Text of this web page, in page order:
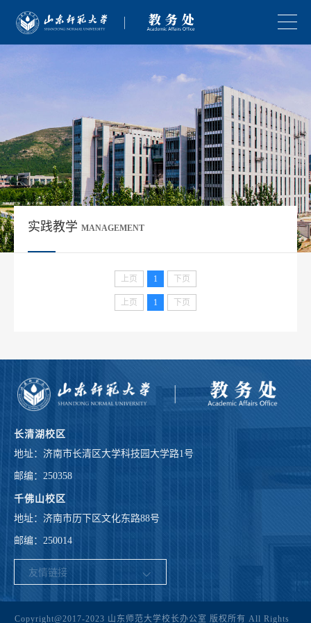
实践教学 MANAGEMENT
上页 1 下页
上页 1 下页
长清湖校区
地址：济南市长清区大学科技园大学路1号
邮编：250358
千佛山校区
地址：济南市历下区文化东路88号
邮编：250014
Copyright@2017-2023 山东师范大学校长办公室 版权所有 All Rights